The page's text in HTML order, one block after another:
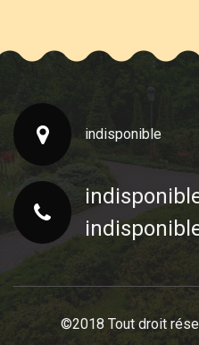
indisponible
©2018 Tout droit